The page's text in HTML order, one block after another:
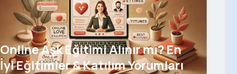
Online Aşk Eğitimi Alınır mı? En
İyi Eğitimler & Katılım Yorumları